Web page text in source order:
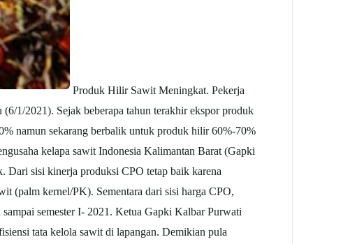
Produk Hilir Sawit Meningkat. Pekerja
1/2021). Sejak beberapa tahun terakhir ekspor produk
namun sekarang berbalik untuk produk hilir 60%-70%
kelapa sawit Indonesia Kalimantan Barat (Gapki
sisi kinerja produksi CPO tetap baik karena
(palm kernel/PK). Sementara dari sisi harga CPO,
semester I- 2021. Ketua Gapki Kalbar Purwati
tata kelola sawit di lapangan. Demikian pula